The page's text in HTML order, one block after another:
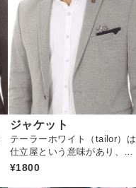
ジャケット
テーラーホワイト（tailor）は
仕立屋という意味があり、キ
レイに仕立てられたメンズの
¥1800